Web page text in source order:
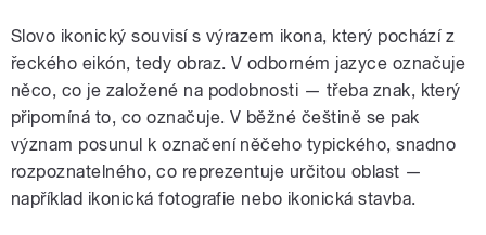
Slovo ikonický souvisí s výrazem ikona, který pochází z
řeckého eikón, tedy obraz. V odborném jazyce označuje
něco, co je založené na podobnosti — třeba znak, který
připomíná to, co označuje. V běžné češtině se pak
význam posunul k označení něčeho typického, snadno
rozpoznatelného, co reprezentuje určitou oblast —
například ikonická fotografie nebo ikonická stavba.